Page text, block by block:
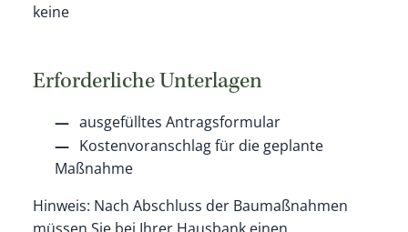
keine
Erforderliche Unterlagen
ausgefülltes Antragsformular
Kostenvoranschlag für die geplante
Maßnahme
Hinweis: Nach Abschluss der Baumaßnahmen